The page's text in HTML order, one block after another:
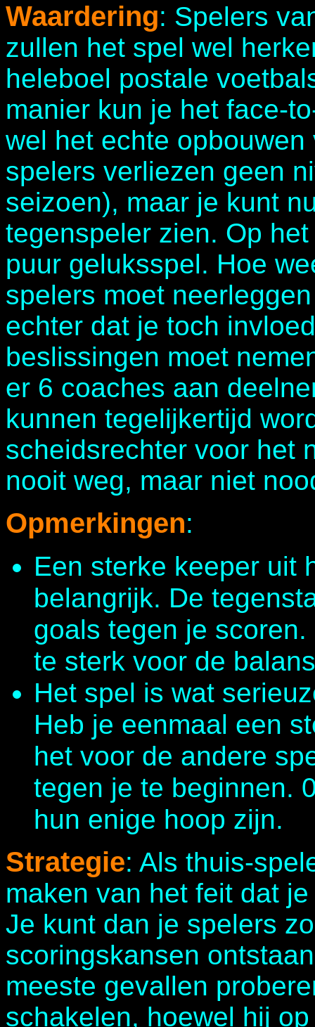
Waardering: Spelers
zullen het spel wel
heleboel postale
manier kun je het face-
wel het echte
spelers verliezen geen
seizoen), maar je kunt
tegenspeler zien. Op
puur geluksspel. Hoe
spelers moet
echter dat je toch
beslissingen moet
er 6 coaches aan
kunnen tegelijkertijd
scheidsrechter voor het
nooit weg, maar niet
Opmerkingen:
Een sterke keeper uit
belangrijk. De
goals tegen je
te sterk voor de
Het spel is wat
Heb je eenmaal een
het voor de andere
tegen je te beginnen.
hun enige hoop zijn.
Strategie: Als thuis-
maken van het feit dat
Je kunt dan je spelers
scoringskansen
meeste gevallen
schakelen, hoewel hij